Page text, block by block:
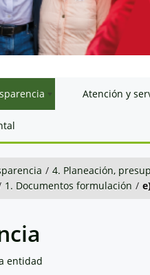
Atención y
/ 4. Planeación,
1. Documentos formulación /
entidad